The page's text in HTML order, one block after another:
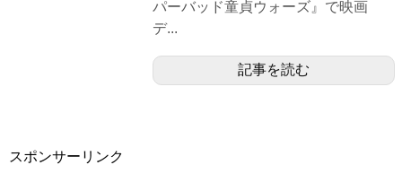
パーバッド童貞ウォーズ』で映画
デ...
記事を読む
スポンサーリンク